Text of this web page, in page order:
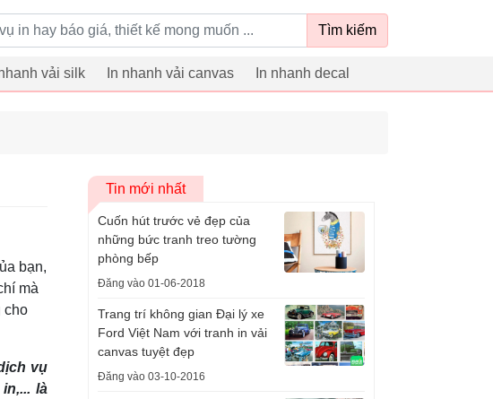
Tìm kiếm
vải silk In nhanh vải canvas In nhanh decal
bạn,
mà
cho
vụ
là
Tin mới nhất
Cuốn hút trước vẻ đẹp của
những bức tranh treo tường
phòng bếp
Đăng vào 01-06-2018
Trang trí không gian Đại lý xe
Ford Việt Nam với tranh in vải
canvas tuyệt đẹp
Đăng vào 03-10-2016